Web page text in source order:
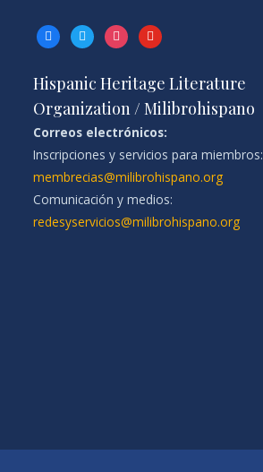
facebooktwitterinstagramyoutube
Hispanic Heritage Literature
Organization / Milibrohispano
Correos electrónicos:
Inscripciones y servicios para miembros:
membrecias@milibrohispano.org
Comunicación y medios:
redesyservicios@milibrohispano.org